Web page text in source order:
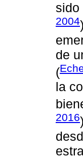
sido
2004
de
(
la
2016